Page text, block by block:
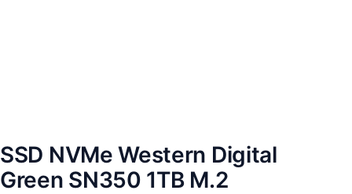
SSD NVMe Western Digital
Green SN350 1TB M.2